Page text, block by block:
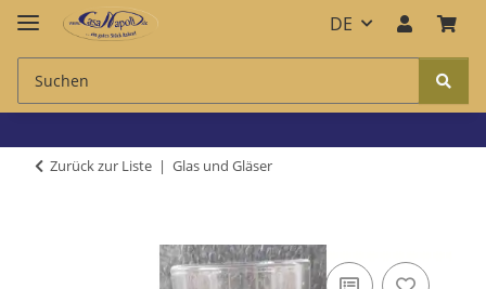
DE
Zurück zur Liste Glas und Gläser